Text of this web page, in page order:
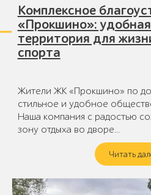
Комплексное
«Прокшино»:
территория для
спорта
Жители ЖК «Прокшино» по
стильное и удобное
Наша компания с радостью
зону отдыха во дворе…
Читать